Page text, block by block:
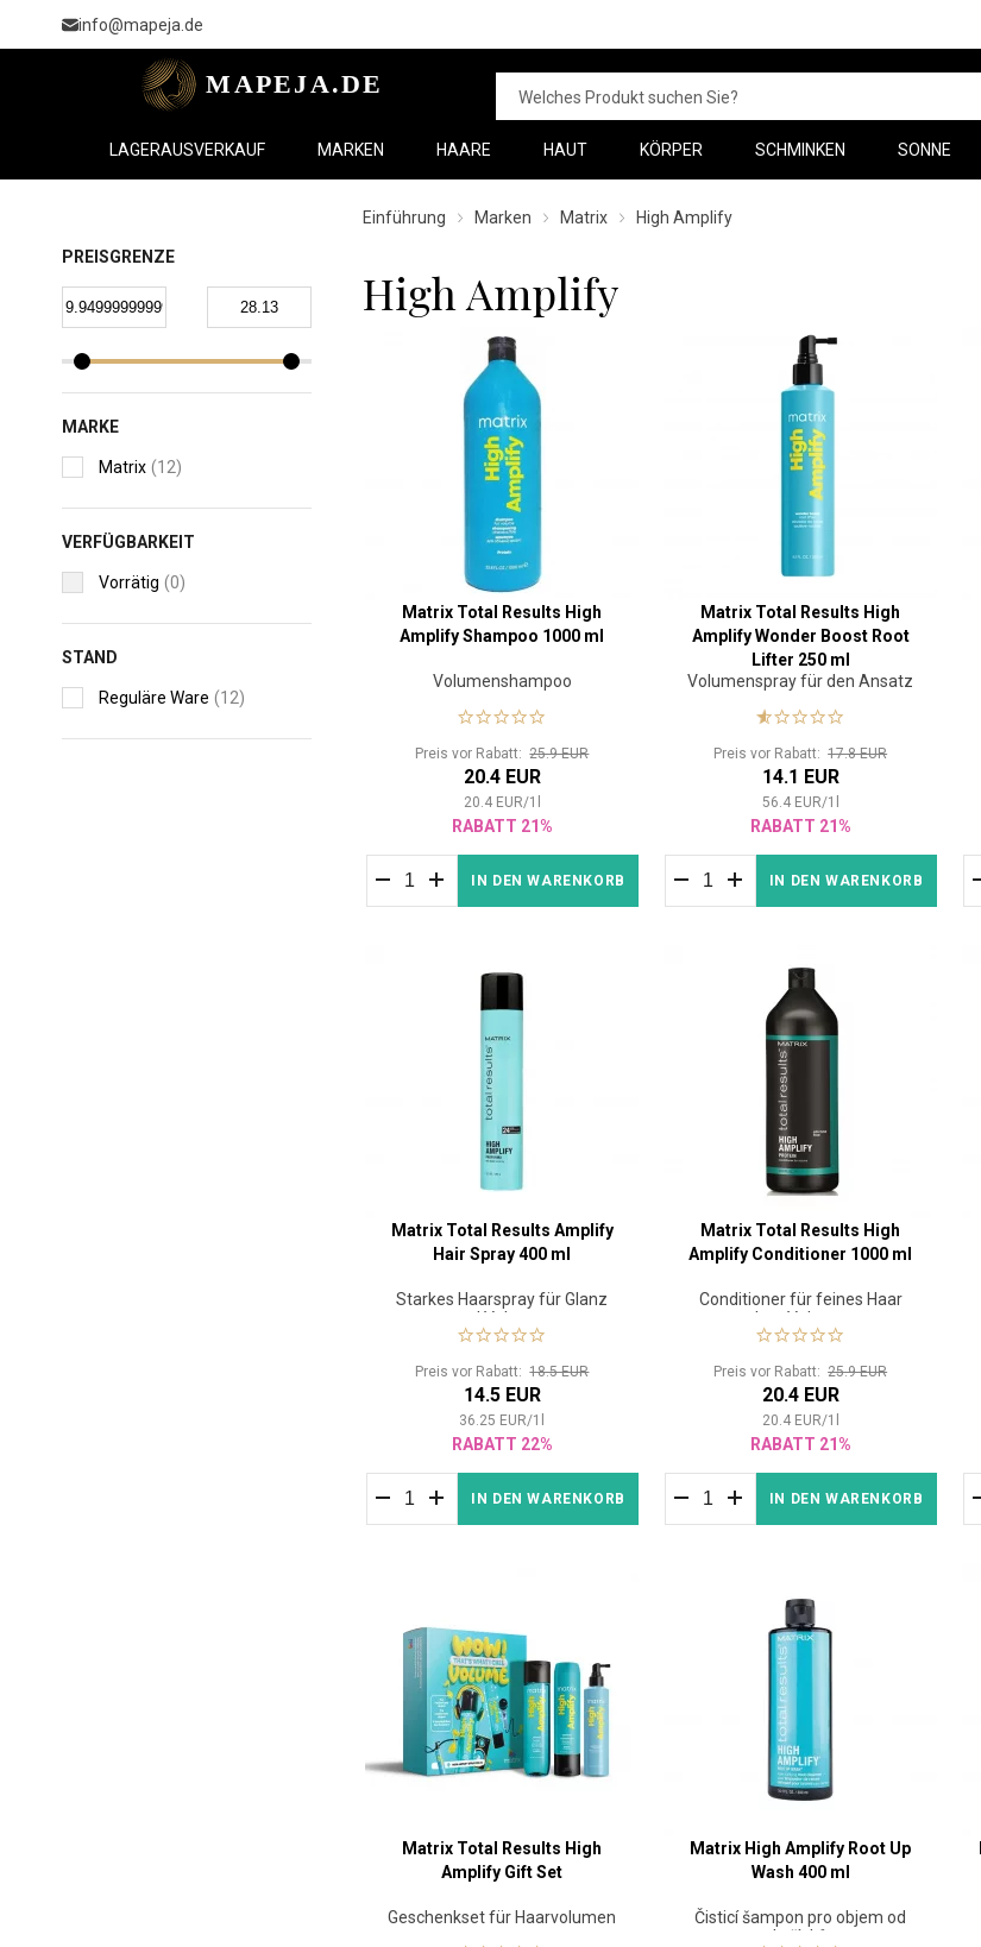
info@mapeja.de
LAGERAUSVERKAUF MARKEN HAARE HAUT KÖRPER SCHMINKEN SONNE
PREISGRENZE
MARKE
Matrix (12)
VERFÜGBARKEIT
Vorrätig (0)
STAND
Reguläre Ware (12)
Einführung Marken Matrix High Amplify
High Amplify
Matrix Total Results High
Amplify Shampoo 1000 ml
Volumenshampoo
Preis vor Rabatt:25.9 EUR
20.4 EUR
20.4 EUR/1
RABATT 21%
IN DEN WARENKORB
Matrix Total Results High
Amplify Wonder Boost Root
Lifter 250 ml
Volumenspray für den Ansatz
Preis vor Rabatt:17.8 EUR
14.1 EUR
56.4 EUR/1
RABATT 21%
IN DEN WARENKORB
Matrix Total Results Amplify
Hair Spray 400 ml
Starkes Haarspray für Glanz
und Volumen
Preis vor Rabatt:18.5 EUR
14.5 EUR
36.25 EUR/1
RABATT 22%
IN DEN WARENKORB
Matrix Total Results High
Amplify Conditioner 1000 ml
Conditioner für feines Haar
ohne Volumen
Preis vor Rabatt:25.9 EUR
20.4 EUR
20.4 EUR/1
RABATT 21%
IN DEN WARENKORB
Matrix Total Results High
Amplify Gift Set
Geschenkset für Haarvolumen
Matrix High Amplify Root Up
Wash 400 ml
Čisticí šampon pro objem od
kořínků